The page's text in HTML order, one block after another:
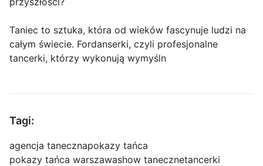
Taniec to sztuka, która od wieków fascynuje ludzi na
całym świecie. Fordanserki, czyli profesjonalne
tancerki, którzy wykonują wymyśln
Tagi:
agencja tanecznapokazy tańca
pokazy tańca warszawashow tanecznetancerki